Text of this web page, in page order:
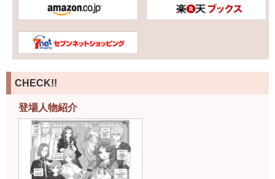
CHECK!!
登場人物紹介